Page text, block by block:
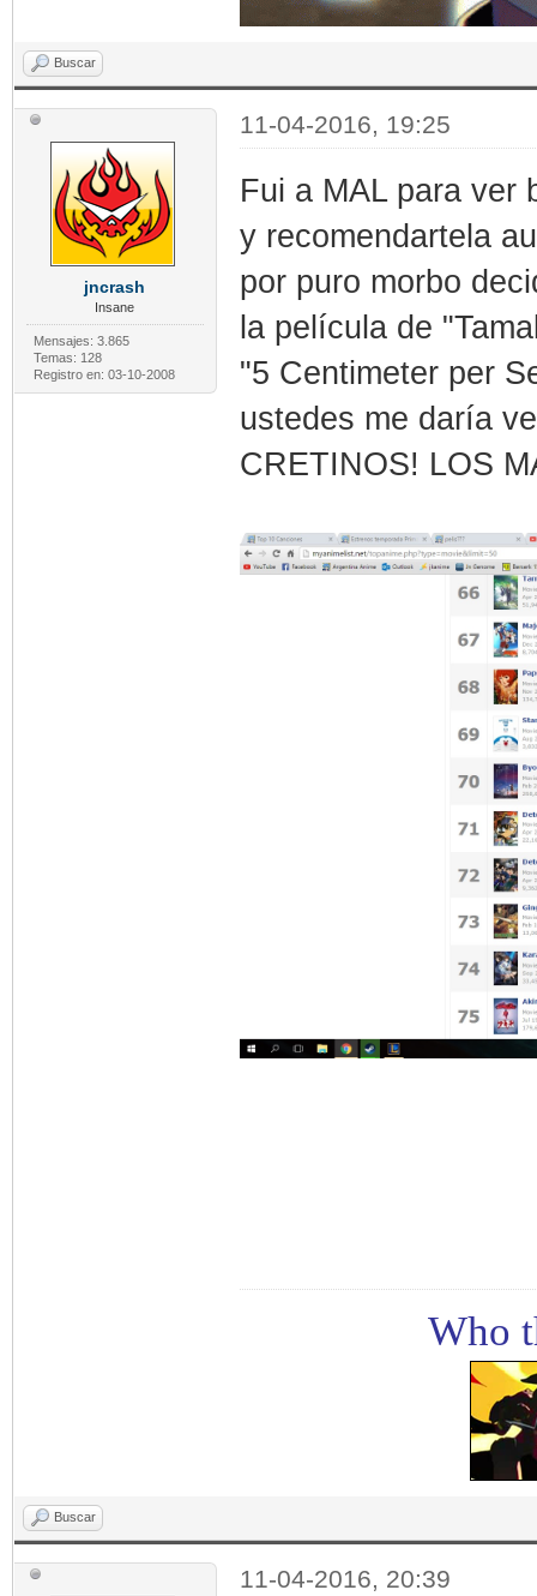
Buscar
jncrash
Insane
Mensajes: 3.865
Temas: 128
Registro en: 03-10-2008
11-04-2016, 19:25
Fui a MAL para ver
y recomendartela
por puro morbo
la película de
"5 Centimeter per
ustedes me daría
CRETINOS! LOS
Who
Buscar
11-04-2016, 20:39